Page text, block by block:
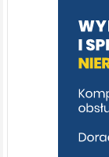
Reklama